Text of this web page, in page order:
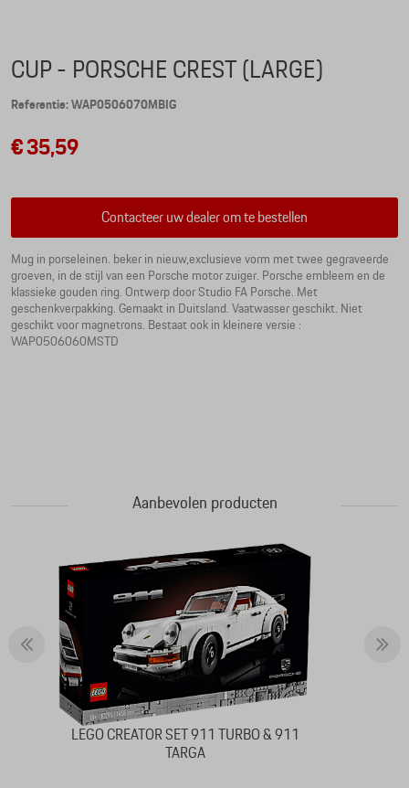
CUP - PORSCHE CREST (LARGE)
Referentie: WAP0506070MBIG
€ 35,59
Contacteer uw dealer om te bestellen
Mug in porseleinen. beker in nieuw,exclusieve vorm met twee gegraveerde
groeven, in de stijl van een Porsche motor zuiger. Porsche embleem en de
klassieke gouden ring. Ontwerp door Studio FA Porsche. Met
geschenkverpakking. Gemaakt in Duitsland. Vaatwasser geschikt. Niet
geschikt voor magnetrons. Bestaat ook in kleinere versie :
WAP0506060MSTD
Aanbevolen producten
LEGO CREATOR SET 911 TURBO & 911
TARGA